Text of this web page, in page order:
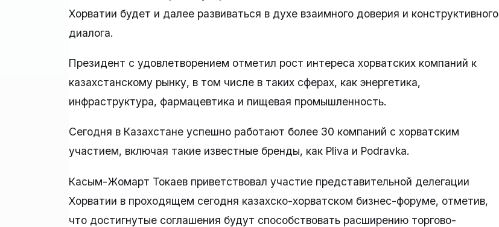
Хорватии будет и далее развиваться в духе взаимного доверия и конструктивного
диалога.
Президент с удовлетворением отметил рост интереса хорватских компаний к
казахстанскому рынку, в том числе в таких сферах, как энергетика,
инфраструктура, фармацевтика и пищевая промышленность.
Сегодня в Казахстане успешно работают более 30 компаний с хорватским
участием, включая такие известные бренды, как Pliva и Podravka.
Касым-Жомарт Токаев приветствовал участие представительной делегации
Хорватии в проходящем сегодня казахско-хорватском бизнес-форуме, отметив,
что достигнутые соглашения будут способствовать расширению торгово-